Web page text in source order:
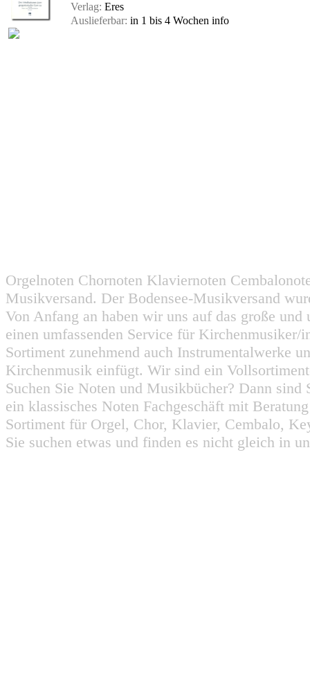
Verlag: Eres
Auslieferbar: in 1 bis 4 Wochen info
Orgelnoten Chornoten Klaviernoten
Musikversand. Der Bodensee-Musikversand
Von Anfang an haben wir uns auf das große
einen umfassenden Service für
Sortiment zunehmend auch Instrumentalwerke
Kirchenmusik einfügt. Wir sind ein
Suchen Sie Noten und Musikbücher? Dann
ein klassisches Noten Fachgeschäft mit
Sortiment für Orgel, Chor, Klavier, Cembalo,
Sie suchen etwas und finden es nicht gleich in